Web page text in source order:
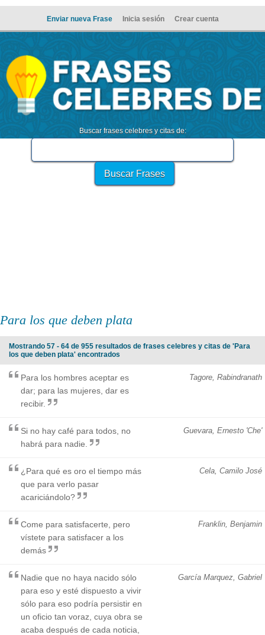
Enviar nueva Frase Inicia sesión Crear cuenta
Buscar frases celebres y citas de:
Para los que deben plata
Mostrando 57 - 64 de 955 resultados de frases celebres y citas de 'Para
los que deben plata' encontrados
Tagore, Rabindranath
Para los hombres aceptar es
dar; para las mujeres, dar es
recibir.
Guevara, Ernesto 'Che'
Si no hay café para todos, no
habrá para nadie.
Cela, Camilo José
¿Para qué es oro el tiempo más
que para verlo pasar
acariciándolo?
Franklin, Benjamin
Come para satisfacerte, pero
vístete para satisfacer a los
demás
García Marquez, Gabriel
Nadie que no haya nacido sólo
para eso y esté dispuesto a vivir
sólo para eso podría persistir en
un oficio tan voraz, cuya obra se
acaba después de cada noticia,